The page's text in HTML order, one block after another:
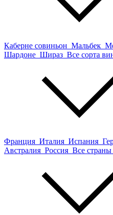
Каберне совиньон Мальбек
Шардоне Шираз Все сорта
Франция Италия Испания
Австралия Россия Все страны